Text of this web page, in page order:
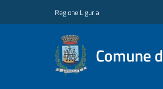
Regione Liguria
Comune